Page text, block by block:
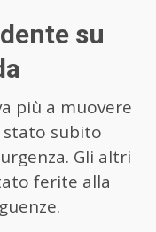
su
più a muovere
stato subito
Gli altri
ferite alla